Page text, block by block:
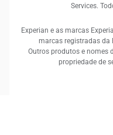
Services.
Experian e as marcas
marcas registradas da
Outros produtos e nomes
propriedade de